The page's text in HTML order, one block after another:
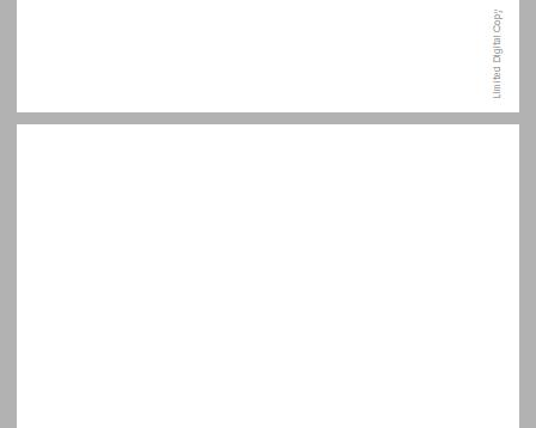
תוכן עניינים ... 5